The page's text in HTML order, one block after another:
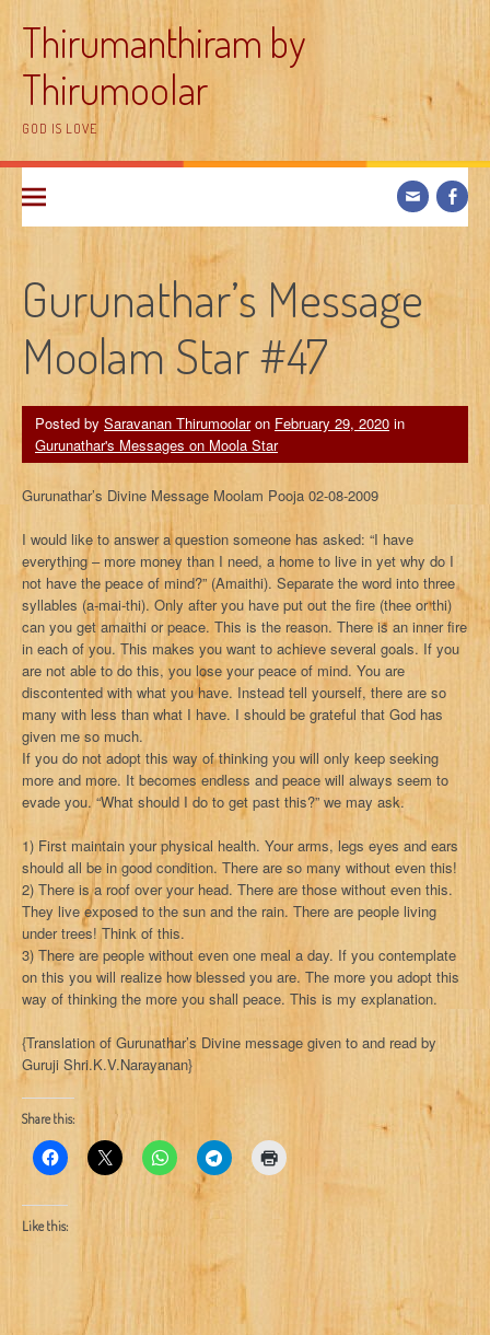
contentThirumanthiram by
Thirumoolar
GOD IS LOVE
Gurunathar’s Message
Moolam Star #47
Posted by Saravanan Thirumoolaron February 29, 2020 in
Gurunathar's Messages on Moola Star
Gurunathar’s Divine Message Moolam Pooja 02-08-2009
I would like to answer a question someone has asked: “I have
everything – more money than I need, a home to live in yet why do I
not have the peace of mind?” (Amaithi). Separate the word into three
syllables (a-mai-thi). Only after you have put out the fire (thee or thi)
can you get amaithi or peace. This is the reason. There is an inner fire
in each of you. This makes you want to achieve several goals. If you
are not able to do this, you lose your peace of mind. You are
discontented with what you have. Instead tell yourself, there are so
many with less than what I have. I should be grateful that God has
given me so much.
If you do not adopt this way of thinking you will only keep seeking
more and more. It becomes endless and peace will always seem to
evade you. “What should I do to get past this?” we may ask.
1) First maintain your physical health. Your arms, legs eyes and ears
should all be in good condition. There are so many without even this!
2) There is a roof over your head. There are those without even this.
They live exposed to the sun and the rain. There are people living
under trees! Think of this.
3) There are people without even one meal a day. If you contemplate
on this you will realize how blessed you are. The more you adopt this
way of thinking the more you shall peace. This is my explanation.
{Translation of Gurunathar’s Divine message given to and read by
Guruji Shri.K.V.Narayanan}
Share this:
Like this: